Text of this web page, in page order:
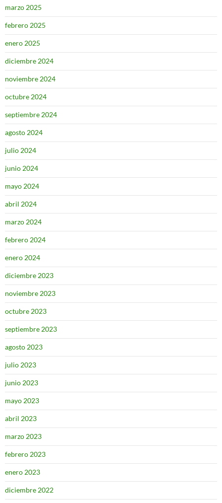
marzo 2025
febrero 2025
enero 2025
diciembre 2024
noviembre 2024
octubre 2024
septiembre 2024
agosto 2024
julio 2024
junio 2024
mayo 2024
abril 2024
marzo 2024
febrero 2024
enero 2024
diciembre 2023
noviembre 2023
octubre 2023
septiembre 2023
agosto 2023
julio 2023
junio 2023
mayo 2023
abril 2023
marzo 2023
febrero 2023
enero 2023
diciembre 2022